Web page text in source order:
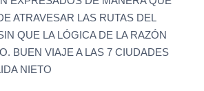
ATRAVESAR LAS RUTAS DEL
QUE LA LÓGICA DE LA RAZÓN
BUEN VIAJE A LAS 7 CIUDADES
NIETO